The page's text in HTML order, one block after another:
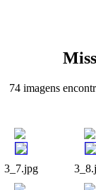
74 imagens
3_7.jpg